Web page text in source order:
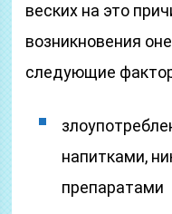
веских на это
возникновения
следующие
напитками,
препаратами